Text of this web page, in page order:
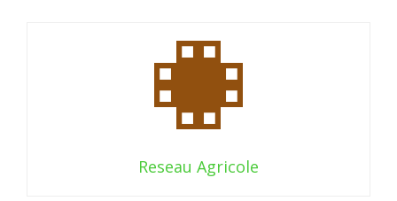
Reseau Agricole